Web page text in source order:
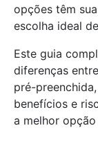
opções têm
escolha ideal
Este guia
diferenças
pré-
benefícios e
a melhor